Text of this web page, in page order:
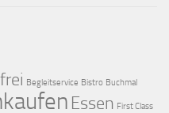
Begleitservice Bistro Buchmal
Essen First Class